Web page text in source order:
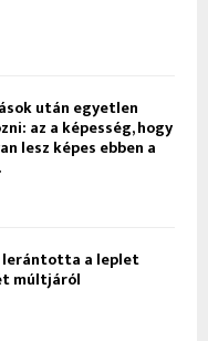
után egyetlen
az a képesség, hogy
lesz képes ebben a
lerántotta a leplet
múltjáról